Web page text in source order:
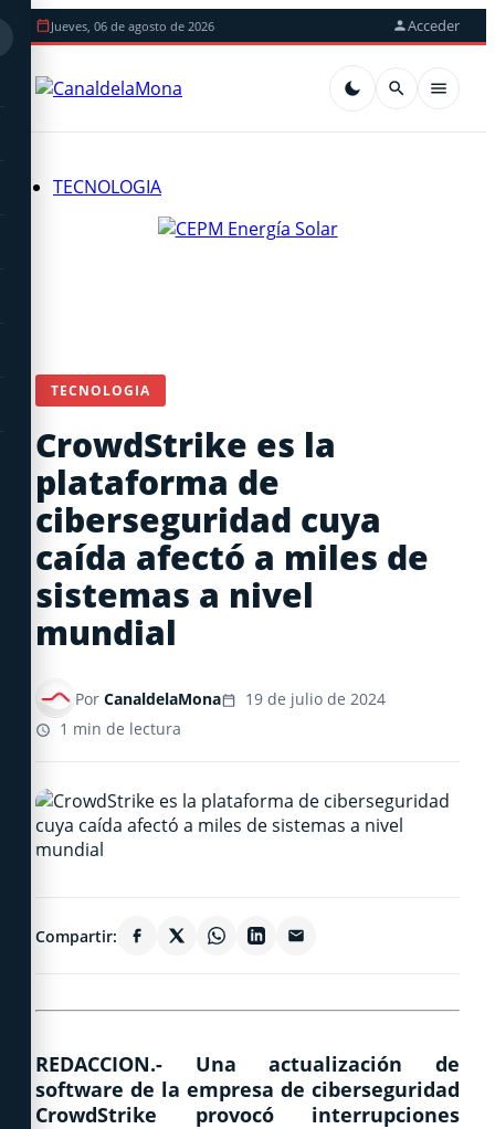
Jueves, 06 de agosto de 2026 Acceder
TECNOLOGIA
TECNOLOGIA
CrowdStrike es la
plataforma de
ciberseguridad cuya
caída afectó a miles de
sistemas a nivel
mundial
Por CanaldelaMona
19 de julio de 2024
1 min de lectura
Compartir:
REDACCION.- Una actualización de
software de la empresa de ciberseguridad
CrowdStrike provocó interrupciones